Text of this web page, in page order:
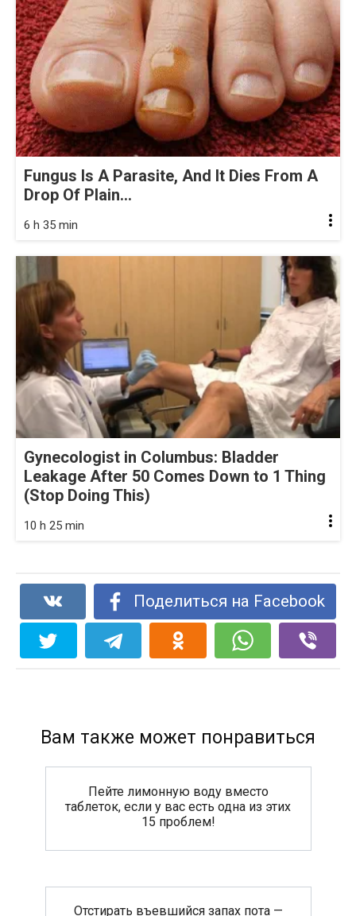
Fungus Is A Parasite, And It Dies From A
Drop Of Plain...
6 h 35 min
Gynecologist in Columbus: Bladder
Leakage After 50 Comes Down to 1 Thing
(Stop Doing This)
10 h 25 min
Поделиться на Facebook
Вам также может понравиться
Пейте лимонную воду вместо
таблеток, если у вас есть одна из этих
15 проблем!
Отстирать въевшийся запах пота —